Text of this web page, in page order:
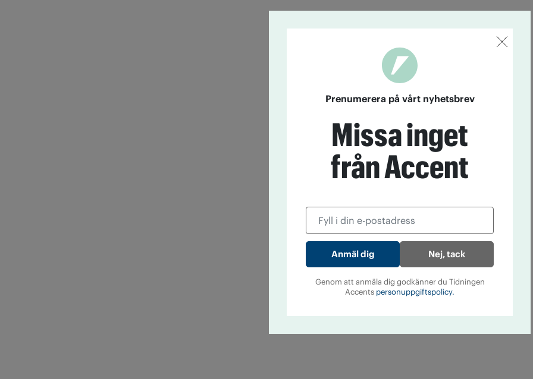
Prenumerera på vårt nyhetsbrev
Missa inget
från Accent
Nej, tack
Genom att anmäla dig godkänner du Tidningen
Accents personuppgiftspolicy.